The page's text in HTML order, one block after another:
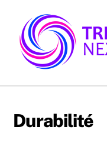
content
Durabilité